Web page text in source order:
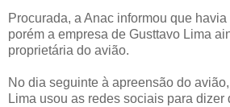
Procurada, a Anac informou que
porém a empresa de Gusttavo Lima
proprietária do avião.
No dia seguinte à apreensão do
Lima usou as redes sociais para dizer